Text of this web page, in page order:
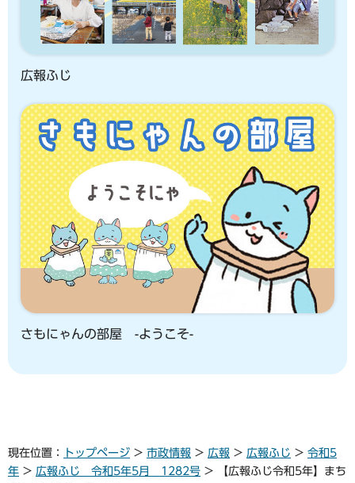
広報ふじ
さもにゃんの部屋 -ようこそ-
現在位置： トップページ > 市政情報 > 広報 > 広報ふじ > 令和5
年 > 広報ふじ 令和5年5月 1282号 > 【広報ふじ令和5年】まち